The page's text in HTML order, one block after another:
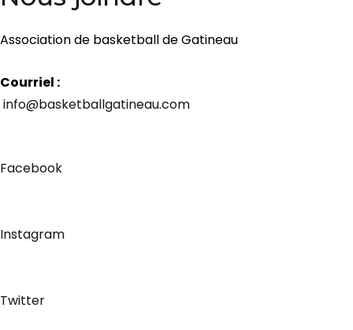
Association de basketball de Gatineau
Courriel :
info@basketballgatineau.com
Facebook
Instagram
Twitter